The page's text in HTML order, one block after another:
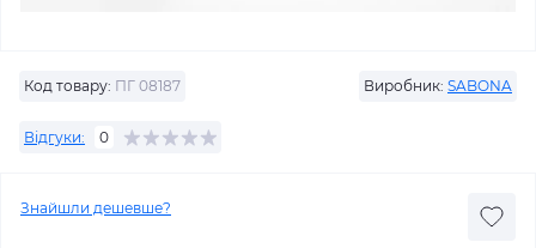
Код товару: ПГ 08187 Виробник: SABONA
Відгуки: 0
Знайшли дешевше?